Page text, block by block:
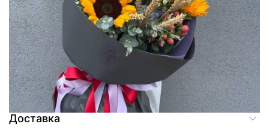
Додати до кошика
Купити в один клік
Доставка